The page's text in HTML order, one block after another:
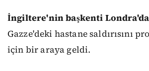
İngiltere'nin başkenti
Gazze'deki hastane saldırısını
için bir araya geldi.